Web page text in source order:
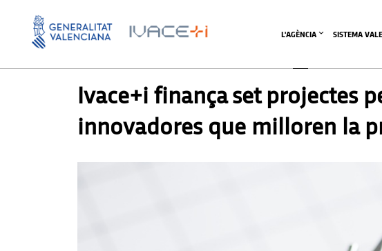
L'AGÈNCIA SISTEMA
PREMSA PREMSA
Ivace+i finança set projectes
innovadores que milloren la